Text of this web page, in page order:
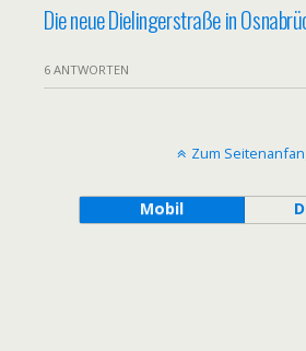
Die neue Dielingerstraße in
6 ANTWORTEN
Zum
Mobil